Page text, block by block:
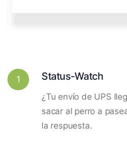
1 Status-Watch
¿Tu envío de UPS
sacar al perro a
la respuesta.